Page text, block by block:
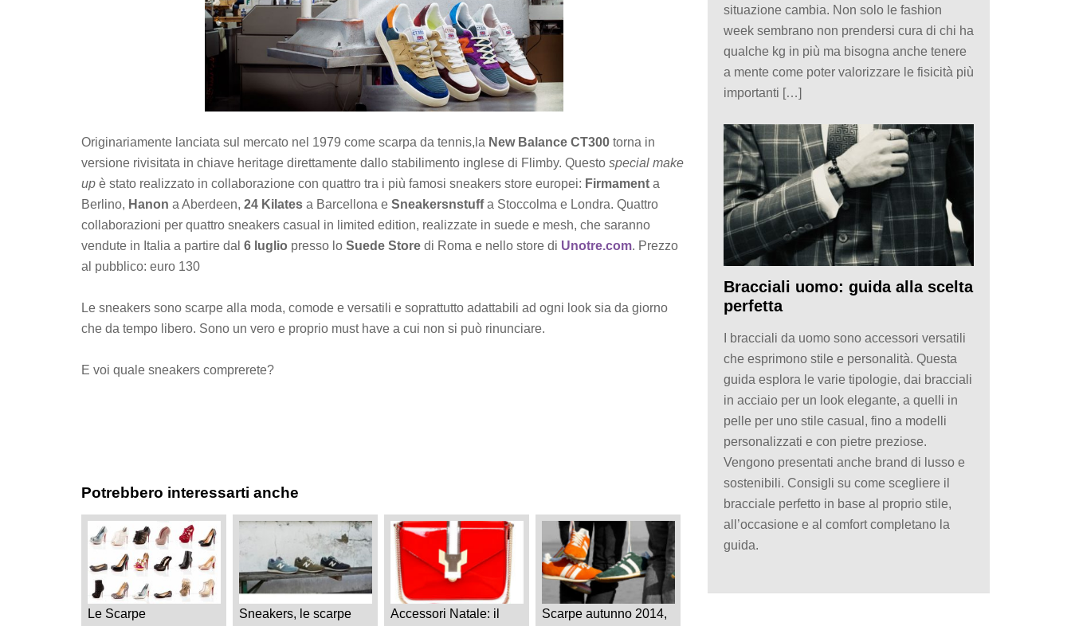
Originariamente lanciata sul mercato nel 1979 come scarpa da tennis,la New Balance CT300 torna in
versione rivisitata in chiave heritage direttamente dallo stabilimento inglese di Flimby. Questo special make
up è stato realizzato in collaborazione con quattro tra i più famosi sneakers store europei: Firmament a
Berlino, Hanon a Aberdeen, 24 Kilates a Barcellona e Sneakersnstuffa Stoccolma e Londra. Quattro
collaborazioni per quattro sneakers casual in limited edition, realizzate in suede e mesh, che saranno
vendute in Italia a partire dal 6 luglio presso lo Suede Store di Roma e nello store di Unotre.com. Prezzo
al pubblico: euro 130
Le sneakers sono scarpe alla moda, comode e versatili e soprattutto adattabili ad ogni look sia da giorno
che da tempo libero. Sono un vero e proprio must have a cui non si può rinunciare.
E voi quale sneakers comprerete?
Potrebbero interessarti anche
Le Scarpe
Sneakers, le scarpe
Accessori Natale: il
Scarpe autunno 2014,
situazione cambia. Non solo le fashion
week sembrano non prendersi cura di chi ha
qualche kg in più ma bisogna anche tenere
a mente come poter valorizzare le fisicità più
importanti […]
Bracciali uomo: guida alla scelta
perfetta
I bracciali da uomo sono accessori versatili
che esprimono stile e personalità. Questa
guida esplora le varie tipologie, dai bracciali
in acciaio per un look elegante, a quelli in
pelle per uno stile casual, fino a modelli
personalizzati e con pietre preziose.
Vengono presentati anche brand di lusso e
sostenibili. Consigli su come scegliere il
bracciale perfetto in base al proprio stile,
all’occasione e al comfort completano la
guida.